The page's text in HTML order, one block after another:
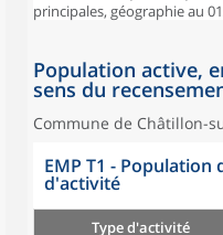
principales, géographie au
Population active,
sens du
Commune de Châtillon-
EMP T1 - Population
d'activité
Type d'activité